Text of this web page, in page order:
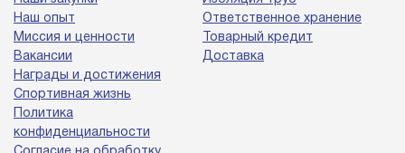
Наш опыт
Миссия и ценности
Вакансии
Награды и достижения
Спортивная жизнь
Политика
конфиденциальности
Ответственное хранение
Товарный кредит
Доставка